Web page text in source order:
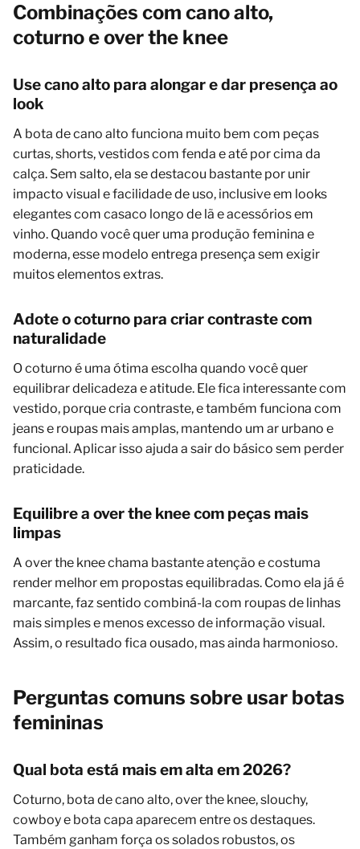
Combinações com cano alto,
coturno e over the knee
Use cano alto para alongar e dar presença ao
look
A bota de cano alto funciona muito bem com peças
curtas, shorts, vestidos com fenda e até por cima da
calça. Sem salto, ela se destacou bastante por unir
impacto visual e facilidade de uso, inclusive em looks
elegantes com casaco longo de lã e acessórios em
vinho. Quando você quer uma produção feminina e
moderna, esse modelo entrega presença sem exigir
muitos elementos extras.
Adote o coturno para criar contraste com
naturalidade
O coturno é uma ótima escolha quando você quer
equilibrar delicadeza e atitude. Ele fica interessante com
vestido, porque cria contraste, e também funciona com
jeans e roupas mais amplas, mantendo um ar urbano e
funcional. Aplicar isso ajuda a sair do básico sem perder
praticidade.
Equilibre a over the knee com peças mais
limpas
A over the knee chama bastante atenção e costuma
render melhor em propostas equilibradas. Como ela já é
marcante, faz sentido combiná-la com roupas de linhas
mais simples e menos excesso de informação visual.
Assim, o resultado fica ousado, mas ainda harmonioso.
Perguntas comuns sobre usar botas
femininas
Qual bota está mais em alta em 2026?
Coturno, bota de cano alto, over the knee, slouchy,
cowboy e bota capa aparecem entre os destaques.
Também ganham força os solados robustos, os